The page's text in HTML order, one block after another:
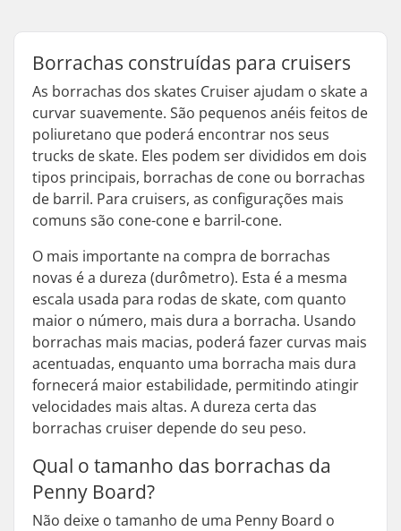
Borrachas construídas para cruisers
As borrachas dos skates Cruiser ajudam o skate a
curvar suavemente. São pequenos anéis feitos de
poliuretano que poderá encontrar nos seus
trucks de skate. Eles podem ser divididos em dois
tipos principais, borrachas de cone ou borrachas
de barril. Para cruisers, as configurações mais
comuns são cone-cone e barril-cone.
O mais importante na compra de borrachas
novas é a dureza (durômetro). Esta é a mesma
escala usada para rodas de skate, com quanto
maior o número, mais dura a borracha. Usando
borrachas mais macias, poderá fazer curvas mais
acentuadas, enquanto uma borracha mais dura
fornecerá maior estabilidade, permitindo atingir
velocidades mais altas. A dureza certa das
borrachas cruiser depende do seu peso.
Qual o tamanho das borrachas da
Penny Board?
Não deixe o tamanho de uma Penny Board o